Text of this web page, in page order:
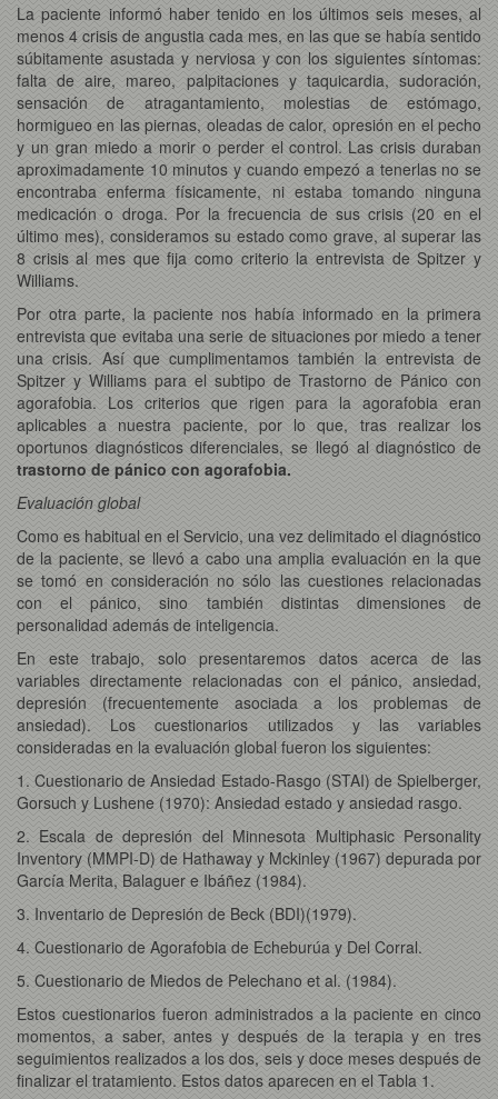
La paciente informó haber tenido en los últimos seis meses, al
menos 4 crisis de angustia cada mes, en las que se había sentido
súbitamente asustada y nerviosa y con los siguientes síntomas:
falta de aire, mareo, palpitaciones y taquicardia, sudoración,
sensación de atragantamiento, molestias de estómago,
hormigueo en las piernas, oleadas de calor, opresión en el pecho
y un gran miedo a morir o perder el control. Las crisis duraban
aproximadamente 10 minutos y cuando empezó a tenerlas no se
encontraba enferma físicamente, ni estaba tomando ninguna
medicación o droga. Por la frecuencia de sus crisis (20 en el
último mes), consideramos su estado como grave, al superar las
8 crisis al mes que fija como criterio la entrevista de Spitzer y
Williams.
Por otra parte, la paciente nos había informado en la primera
entrevista que evitaba una serie de situaciones por miedo a tener
una crisis. Así que cumplimentamos también la entrevista de
Spitzer y Williams para el subtipo de Trastorno de Pánico con
agorafobia. Los criterios que rigen para la agorafobia eran
aplicables a nuestra paciente, por lo que, tras realizar los
oportunos diagnósticos diferenciales, se llegó al diagnóstico de
trastorno de pánico con agorafobia.
Evaluación global
Como es habitual en el Servicio, una vez delimitado el diagnóstico
de la paciente, se llevó a cabo una amplia evaluación en la que
se tomó en consideración no sólo las cuestiones relacionadas
con el pánico, sino también distintas dimensiones de
personalidad además de inteligencia.
En este trabajo, solo presentaremos datos acerca de las
variables directamente relacionadas con el pánico, ansiedad,
depresión (frecuentemente asociada a los problemas de
ansiedad). Los cuestionarios utilizados y las variables
consideradas en la evaluación global fueron los siguientes:
1. Cuestionario de Ansiedad Estado-Rasgo (STAI) de Spielberger,
Gorsuch y Lushene (1970): Ansiedad estado y ansiedad rasgo.
2. Escala de depresión del Minnesota Multiphasic Personality
Inventory (MMPI-D) de Hathaway y Mckinley (1967) depurada por
García Merita, Balaguer e Ibáñez (1984).
3. Inventario de Depresión de Beck (BDI)(1979).
4. Cuestionario de Agorafobia de Echeburúa y Del Corral.
5. Cuestionario de Miedos de Pelechano et al. (1984).
Estos cuestionarios fueron administrados a la paciente en cinco
momentos, a saber, antes y después de la terapia y en tres
seguimientos realizados a los dos, seis y doce meses después de
finalizar el tratamiento. Estos datos aparecen en el Tabla 1.